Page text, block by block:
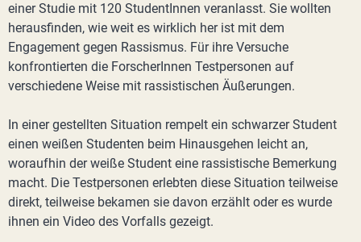
einer Studie mit 120 StudentInnen veranlasst. Sie wollten
herausfinden, wie weit es wirklich her ist mit dem
Engagement gegen Rassismus. Für ihre Versuche
konfrontierten die ForscherInnen Testpersonen auf
verschiedene Weise mit rassistischen Äußerungen.
In einer gestellten Situation rempelt ein schwarzer Student
einen weißen Studenten beim Hinausgehen leicht an,
woraufhin der weiße Student eine rassistische Bemerkung
macht. Die Testpersonen erlebten diese Situation teilweise
direkt, teilweise bekamen sie davon erzählt oder es wurde
ihnen ein Video des Vorfalls gezeigt.